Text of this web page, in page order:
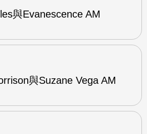
與Evanescence AM
與Suzane Vega AM